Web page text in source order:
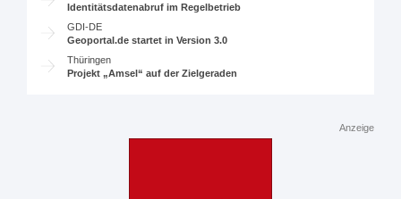
Identitätsdatenabruf im Regelbetrieb
GDI-DE
Geoportal.de startet in Version 3.0
Thüringen
Projekt „Amsel“ auf der Zielgeraden
Anzeige